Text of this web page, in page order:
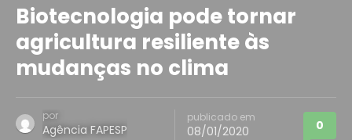
Biotecnologia pode tornar
agricultura resiliente às
mudanças no clima
por
Agência FAPESP
publicado em
08/01/2020 0